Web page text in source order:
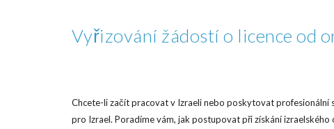
Vyřizování žádostí o licence od
Chcete-li začít pracovat v Izraeli nebo poskytovat profesionální
pro Izrael. Poradíme vám, jak postupovat při získání